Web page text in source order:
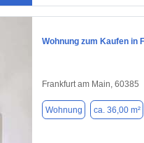
Wohnung zum Kaufen in
Frankfurt am Main, 60385
Wohnung ca. 36,00 m²